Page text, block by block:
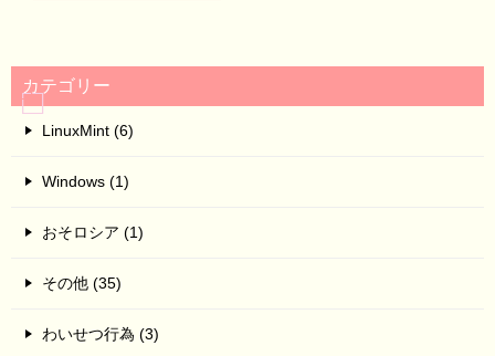
カテゴリー
LinuxMint (6)
Windows (1)
おそロシア (1)
その他 (35)
わいせつ行為 (3)